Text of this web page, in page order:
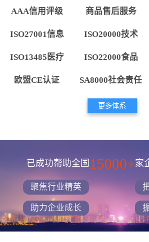
AAA信用评级 商品售后服务
ISO27001信息 ISO20000技术
ISO13485医疗 ISO22000食品
欧盟CE认证 SA8000社会责任
更多体系
已成功帮助全国 15000+家
聚焦行业精英
助力企业成长